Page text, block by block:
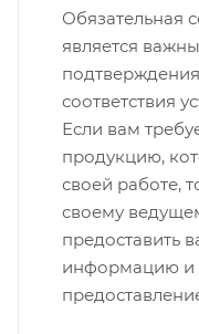
Обязательная
является
соответствия
Если вам
продукцию,
своей работе,
своему
предоставить
информацию и